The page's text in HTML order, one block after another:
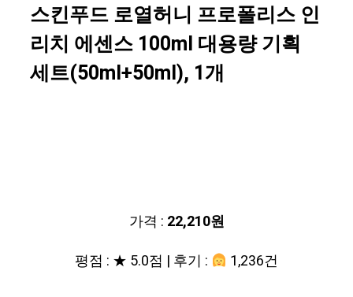
스킨푸드 로열허니 프로폴리스 인
리치 에센스 100ml 대용량 기획
세트(50ml+50ml), 1개
가격 : 22,210원
평점 : ★ 5.0점 | 후기 :
1,236건